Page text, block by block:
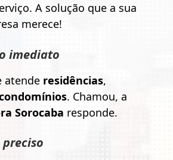
A solução que a sua
merece!
imediato
atende residências,
. Chamou, a
Sorocaba responde.